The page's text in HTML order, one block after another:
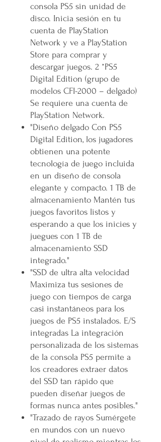
consola PS5 sin unidad de
disco. Inicia sesión en tu
cuenta de PlayStation
Network y ve a PlayStation
Store para comprar y
descargar juegos. 2 *PS5
Digital Edition (grupo de
modelos CFI-2000 – delgado)
Se requiere una cuenta de
PlayStation Network.
"Diseño delgado Con PS5
Digital Edition, los jugadores
obtienen una potente
tecnología de juego incluida
en un diseño de consola
elegante y compacto. 1 TB de
almacenamiento Mantén tus
juegos favoritos listos y
esperando a que los inicies y
juegues con 1 TB de
almacenamiento SSD
integrado."
"SSD de ultra alta velocidad
Maximiza tus sesiones de
juego con tiempos de carga
casi instantáneos para los
juegos de PS5 instalados. E/S
integradas La integración
personalizada de los sistemas
de la consola PS5 permite a
los creadores extraer datos
del SSD tan rápido que
pueden diseñar juegos de
formas nunca antes posibles."
"Trazado de rayos Sumérgete
en mundos con un nuevo